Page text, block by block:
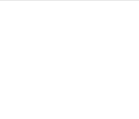
неделе моды
неделе моды,
Примерно
в…